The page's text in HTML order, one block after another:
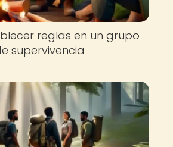
reglas en un grupo
supervivencia